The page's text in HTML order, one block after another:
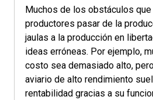
Muchos de los obstáculos
productores pasar de la
jaulas a la producción en
ideas erróneas. Por ejemplo,
costo sea demasiado alto,
aviario de alto rendimiento
rentabilidad gracias a su